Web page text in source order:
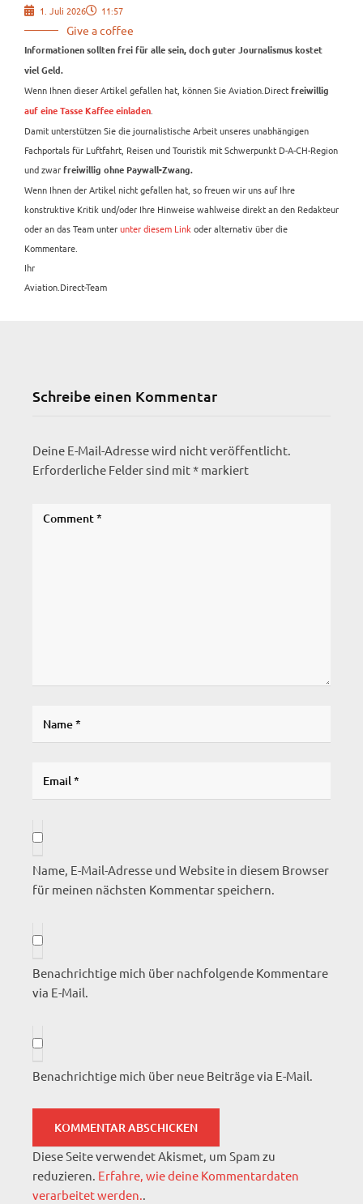
1. Juli 2026 11:57
Give a coffee
Informationen sollten frei für alle sein, doch guter Journalismus kostet
viel Geld.
Wenn Ihnen dieser Artikel gefallen hat, können Sie Aviation.Direct freiwillig
auf eine Tasse Kaffee einladen
Damit unterstützen Sie die journalistische Arbeit unseres unabhängigen
Fachportals für Luftfahrt, Reisen und Touristik mit Schwerpunkt D-A-CH-Region
und zwar freiwillig ohne Paywall-Zwang.
Wenn Ihnen der Artikel nicht gefallen hat, so freuen wir uns auf Ihre
konstruktive Kritik und/oder Ihre Hinweise wahlweise direkt an den Redakteur
oder an das Team unterunter diesem Link oder alternativ über die
Kommentare.
Ihr
Aviation.Direct-Team
Schreibe einen Kommentar
Deine E-Mail-Adresse wird nicht veröffentlicht.
Erforderliche Felder sind mit* markiert
Name, E-Mail-Adresse und Website in diesem Browser
für meinen nächsten Kommentar speichern.
Benachrichtige mich über nachfolgende Kommentare
via E-Mail.
Benachrichtige mich über neue Beiträge via E-Mail.
Diese Seite verwendet Akismet, um Spam zu
reduzieren. Erfahre, wie deine Kommentardaten
verarbeitet werden..